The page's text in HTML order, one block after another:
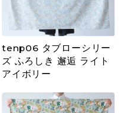
tenp06 タブローシリー
ズ ふろしき 邂逅 ライト
アイボリー